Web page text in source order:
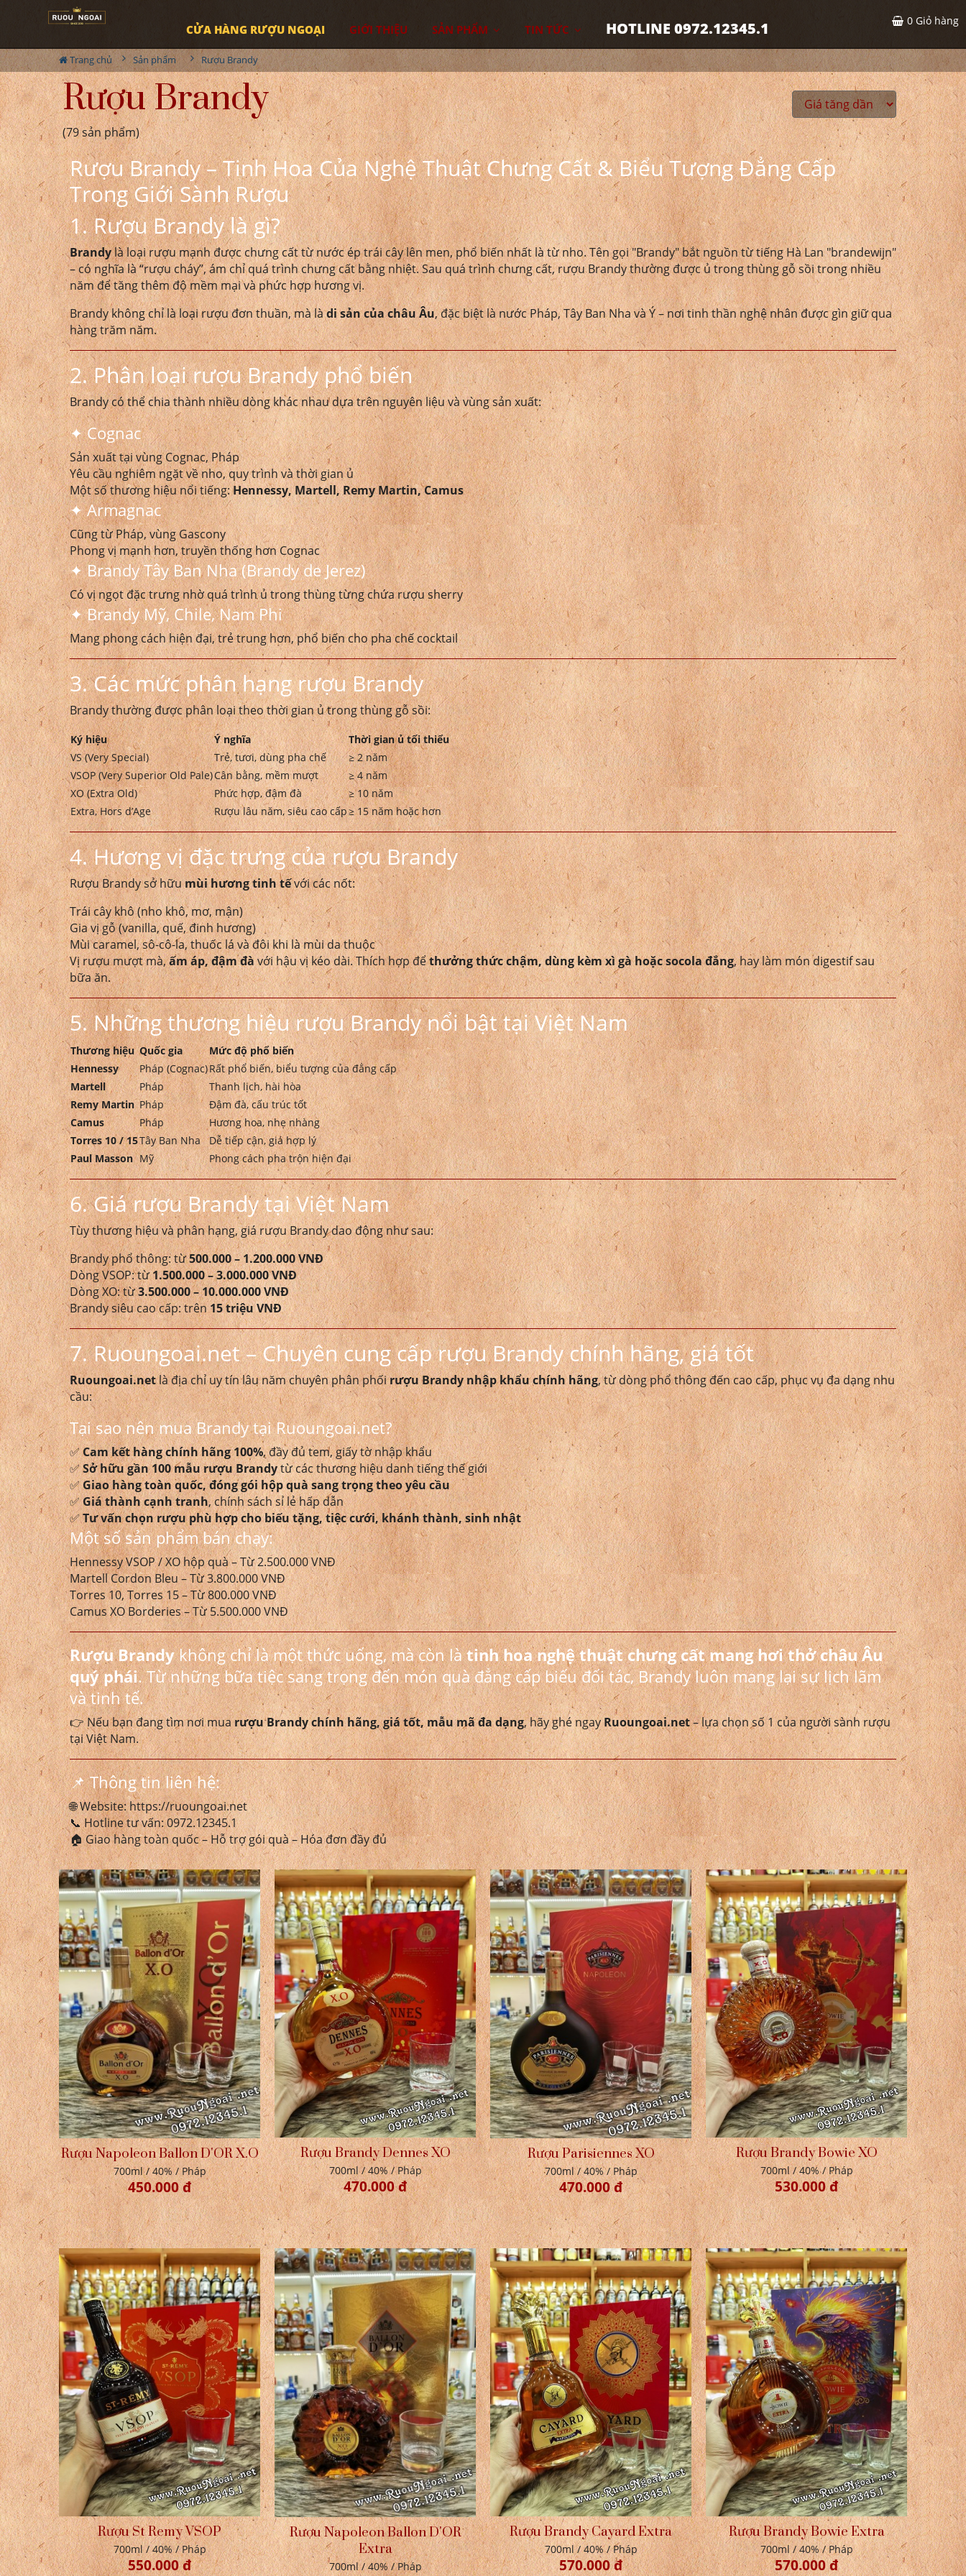
CỬA HÀNG RƯỢU NGOẠI GIỚI THIỆU SẢN PHẨM TIN TỨC HOTLINE 0972.12345.1 0 Giỏ hàng
Trang chủ Sản phẩm Rượu Brandy
Rượu Brandy
(79 sản phẩm)
Rượu Brandy – Tinh Hoa Của Nghệ Thuật Chưng Cất & Biểu Tượng Đẳng Cấp
Trong Giới Sành Rượu
1. Rượu Brandy là gì?
Brandylà loại rượu mạnh được chưng cất từ nước ép trái cây lên men, phổ biến nhất là từ nho. Tên gọi "Brandy" bắt nguồn từ tiếng Hà Lan "brandewijn"
– có nghĩa là “rượu cháy”, ám chỉ quá trình chưng cất bằng nhiệt. Sau quá trình chưng cất, rượu Brandy thường được ủ trong thùng gỗ sồi trong nhiều
năm để tăng thêm độ mềm mại và phức hợp hương vị.
Brandy không chỉ là loại rượu đơn thuần, mà làdi sản của châu Âu, đặc biệt là nước Pháp, Tây Ban Nha và Ý – nơi tinh thần nghệ nhân được gìn giữ qua
hàng trăm năm.
2. Phân loại rượu Brandy phổ biến
Brandy có thể chia thành nhiều dòng khác nhau dựa trên nguyên liệu và vùng sản xuất:
✦ Cognac
Sản xuất tại vùng Cognac, Pháp
Yêu cầu nghiêm ngặt về nho, quy trình và thời gian ủ
Một số thương hiệu nổi tiếng:Hennessy, Martell, Remy Martin, Camus
✦ Armagnac
Cũng từ Pháp, vùng Gascony
Phong vị mạnh hơn, truyền thống hơn Cognac
✦ Brandy Tây Ban Nha (Brandy de Jerez)
Có vị ngọt đặc trưng nhờ quá trình ủ trong thùng từng chứa rượu sherry
✦ Brandy Mỹ, Chile, Nam Phi
Mang phong cách hiện đại, trẻ trung hơn, phổ biến cho pha chế cocktail
3. Các mức phân hạng rượu Brandy
Brandy thường được phân loại theo thời gian ủ trong thùng gỗ sồi:
Ký hiệu Ý nghĩa
Thời gian ủ tối thiểu
VS (Very Special)
Trẻ, tươi, dùng pha chế
≥ 2 năm
VSOP (Very Superior Old Pale)Cân bằng, mềm mượt
≥ 4 năm
XO (Extra Old)
Phức hợp, đậm đà
≥ 10 năm
Extra, Hors d’Age
Rượu lâu năm, siêu cao cấp≥ 15 năm hoặc hơn
4. Hương vị đặc trưng của rượu Brandy
Rượu Brandy sở hữumùi hương tinh tếvới các nốt:
Trái cây khô (nho khô, mơ, mận)
Gia vị gỗ (vanilla, quế, đinh hương)
Mùi caramel, sô-cô-la, thuốc lá và đôi khi là mùi da thuộc
Vị rượu mượt mà,ấm áp, đậm đàvới hậu vị kéo dài. Thích hợp đểthưởng thức chậm, dùng kèm xì gà hoặc socola đắng, hay làm món digestif sau
bữa ăn.
5. Những thương hiệu rượu Brandy nổi bật tại Việt Nam
Thương hiệu Quốc gia
Mức độ phổ biến
Hennessy
Pháp (Cognac)Rất phổ biến, biểu tượng của đẳng cấp
Martell
Pháp
Thanh lịch, hài hòa
Remy Martin Pháp
Đậm đà, cấu trúc tốt
Camus
Pháp
Hương hoa, nhẹ nhàng
Torres 10 / 15Tây Ban Nha
Dễ tiếp cận, giá hợp lý
Paul Masson Mỹ Phong cách pha trộn hiện đại
6. Giá rượu Brandy tại Việt Nam
Tùy thương hiệu và phân hạng, giá rượu Brandy dao động như sau:
Brandy phổ thông: từ500.000 – 1.200.000 VNĐ
Dòng VSOP: từ1.500.000 – 3.000.000 VNĐ
Dòng XO: từ3.500.000 – 10.000.000 VNĐ
Brandy siêu cao cấp: trên15 triệu VNĐ
7. Ruoungoai.net – Chuyên cung cấp rượu Brandy chính hãng, giá tốt
Ruoungoai.netlà địa chỉ uy tín lâu năm chuyên phân phốirượu Brandy nhập khẩu chính hãng, từ dòng phổ thông đến cao cấp, phục vụ đa dạng nhu
cầu:
Tại sao nên mua Brandy tại Ruoungoai.net?
✅Cam kết hàng chính hãng 100%, đầy đủ tem, giấy tờ nhập khẩu
✅Sở hữu gần 100 mẫu rượu Brandytừ các thương hiệu danh tiếng thế giới
✅Giao hàng toàn quốc, đóng gói hộp quà sang trọng theo yêu cầu
✅Giá thành cạnh tranh, chính sách sỉ lẻ hấp dẫn
✅Tư vấn chọn rượu phù hợp cho biếu tặng, tiệc cưới, khánh thành, sinh nhật
Một số sản phẩm bán chạy:
Hennessy VSOP / XO hộp quà – Từ 2.500.000 VNĐ
Martell Cordon Bleu – Từ 3.800.000 VNĐ
Torres 10, Torres 15 – Từ 800.000 VNĐ
Camus XO Borderies – Từ 5.500.000 VNĐ
Rượu Brandykhông chỉ là một thức uống, mà còn làtinh hoa nghệ thuật chưng cất mang hơi thở châu Âu
quý phái. Từ những bữa tiệc sang trọng đến món quà đẳng cấp biếu đối tác, Brandy luôn mang lại sự lịch lãm
và tinh tế.
👉 Nếu bạn đang tìm nơi muarượu Brandy chính hãng, giá tốt, mẫu mã đa dạng, hãy ghé ngayRuoungoai.net– lựa chọn số 1 của người sành rượu
tại Việt Nam.
📌 Thông tin liên hệ:
🌐 Website:https://ruoungoai.net
📞 Hotline tư vấn:0972.12345.1
🏠 Giao hàng toàn quốc – Hỗ trợ gói quà – Hóa đơn đầy đủ
Rượu Napoleon Ballon D'OR X.O
700ml / 40% / Pháp
450.000 đ
Rượu Brandy Dennes XO
700ml / 40% / Pháp
470.000 đ
Rượu Parisiennes XO
700ml / 40% / Pháp
470.000 đ
Rượu Brandy Bowie XO
700ml / 40% / Pháp
530.000 đ
Rượu St Remy VSOP
700ml / 40% / Pháp
550.000 đ
Rượu Napoleon Ballon D'OR
Extra
700ml / 40% / Pháp
Rượu Brandy Cayard Extra
700ml / 40% / Pháp
570.000 đ
Rượu Brandy Bowie Extra
700ml / 40% / Pháp
570.000 đ